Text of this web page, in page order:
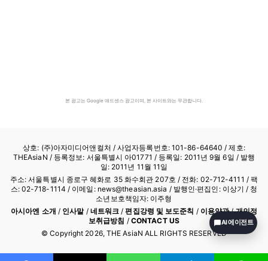
본 광고는 Google 애드센스 광고이며, 본 사이트와는 무관합니다.
상호: (주)아자미디어앤컬처 /사업자등록번호: 101-86-64640 / 제호:
THEAsiaN / 등록정보: 서울특별시 아01771 / 등록일: 2011년 9월 6일 / 발행
일: 2011년 11월 11일
주소: 서울특별시 종로구 혜화로 35 화수회관 207호 / 전화: 02-712-4111 / 팩
스: 02-718-1114 / 이메일: news@theasian.asia / 발행인·편집인: 이상기 / 청
소년보호책임자: 이주형
아시아엔 소개 / 인사말/ 네트워크 /편집강령 및 보도준칙 / 이용약관/개인정
보취급방침 / CONTACT US
© Copyright 2026, THE AsiaN ALL RIGHTS RESERVED
AI 에이전트